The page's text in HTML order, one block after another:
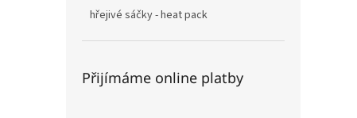
hřejivé sáčky - heat pack
Přijímáme online platby